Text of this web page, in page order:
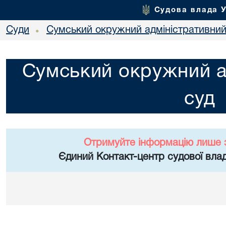
Судова влада
Суди • Сумський окружний
Сумський окружний
суд
Отримуйте інформацію лише
Єдиний Контакт-центр судової